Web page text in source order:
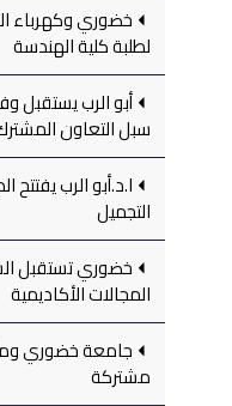
خضوري وكهرباء
لطلبة كلية الهندسة
أبو الرب يستقبل
سبل التعاون
ا.د.أبو الرب
التجميل
خضوري تستقبل
المجالات الأكاديمية
جامعة خضوري
مشتركة